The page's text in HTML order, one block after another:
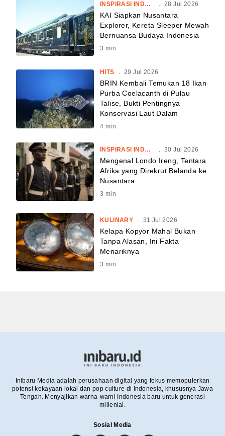
INSPIRASI INDONESIA . 28 Jul 2026
KAI Siapkan Nusantara
Explorer, Kereta Sleeper Mewah
Bernuansa Budaya Indonesia
3 min
HITS 29 Jul 2026
BRIN Kembali Temukan 18 Ikan
Purba Coelacanth di Pulau
Talise, Bukti Pentingnya
Konservasi Laut Dalam
4 min
INSPIRASI INDONESIA 30 Jul 2026
Mengenal Londo Ireng, Tentara
Afrika yang Direkrut Belanda ke
Nusantara
3 min
KULINARY . 31 Jul 2026
Kelapa Kopyor Mahal Bukan
Tanpa Alasan, Ini Fakta
Menariknya
3 min
Inibaru Media adalah perusahaan digital yang fokus memopulerkan
potensi kekayaan lokal dan pop culture di Indonesia, khususnya Jawa
Tengah. Menyajikan warna-warni Indonesia baru untuk generasi
millenial.
Sosial Media